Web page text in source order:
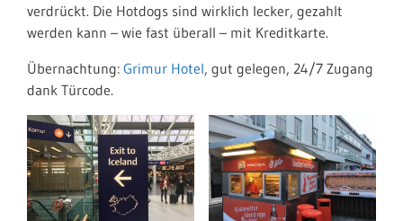
verdrückt. Die Hotdogs sind wirklich lecker, gezahlt
werden kann – wie fast überall – mit Kreditkarte.
Übernachtung: Grimur Hotel, gut gelegen, 24/7 Zugang
dank Türcode.